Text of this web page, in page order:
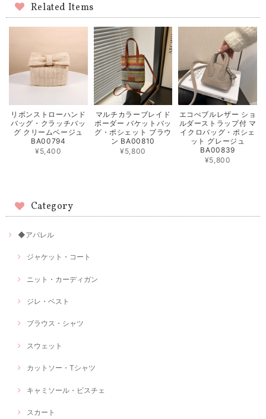
Related Items
リボンストローハンド
バッグ・クラッチバッ
グ クリームベージュ
BA00794
¥5,400
マルチカラーブレイド
ボーダー バケットバッ
グ・ポシェット ブラウ
ン BA00810
¥5,800
エコぺブルレザー ショ
ルダーストラップ付 マ
イクロバッグ・ポシェ
ット グレージュ
BA00839
¥5,800
Category
◆アパレル
ジャケット・コート
ニット・カーディガン
ジレ・ベスト
ブラウス・シャツ
スウェット
カットソー・Tシャツ
キャミソール・ビスチェ
スカート